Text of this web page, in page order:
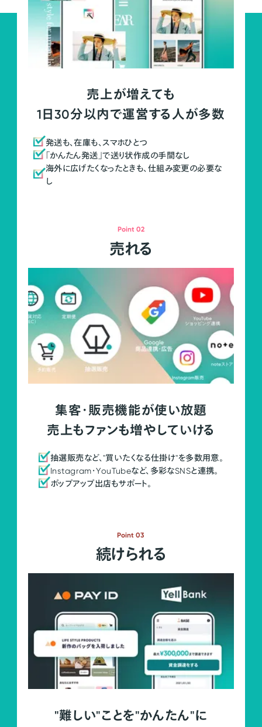
売上が増えても
1日30分以内で運営する人が多数
発送も、在庫も、スマホひとつ
「かんたん発送」で送り状作成の手間なし
海外に広げたくなったときも、仕組み変更の必要な
し
Point 02
売れる
集客・販売機能が使い放題
売上もファンも増やしていける
抽選販売など、"買いたくなる仕掛け"を多数用意。
Instagram・YouTubeなど、多彩なSNSと連携。
ポップアップ出店もサポート。
Point 03
続けられる
"難しい"ことを"かんたん"に